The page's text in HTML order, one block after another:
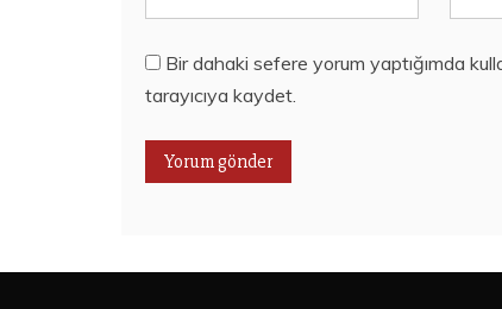
Bir dahaki sefere yorum yaptığımda
tarayıcıya kaydet.